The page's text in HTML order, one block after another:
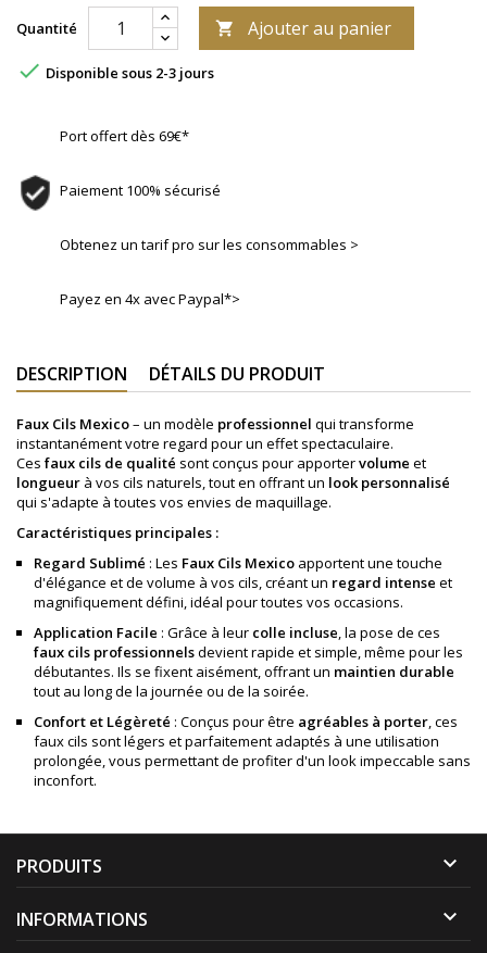
Quantité  Ajouter au panier
 Disponible sous 2-3 jours
Port offert dès 69€*
Paiement 100% sécurisé
Obtenez un tarif pro sur les consommables >
Payez en 4x avec Paypal*>
DESCRIPTION DÉTAILS DU PRODUIT
Faux Cils Mexico– un modèle professionnel qui transforme
instantanément votre regard pour un effet spectaculaire.
Ces faux cils de qualité sont conçus pour apportervolume et
longueur à vos cils naturels, tout en offrant un look personnalisé
qui s'adapte à toutes vos envies de maquillage.
Caractéristiques principales :
Regard Sublimé : Les Faux Cils Mexico apportent une touche
d'élégance et de volume à vos cils, créant un regard intense et
magnifiquement défini, idéal pour toutes vos occasions.
Application Facile : Grâce à leur colle incluse, la pose de ces
faux cils professionnelsdevient rapide et simple, même pour les
débutantes. Ils se fixent aisément, offrant un maintien durable
tout au long de la journée ou de la soirée.
Confort et Légèreté : Conçus pour être agréables à porter, ces
faux cils sont légers et parfaitement adaptés à une utilisation
prolongée, vous permettant de profiter d'un look impeccable sans
inconfort.
PRODUITS 
INFORMATIONS 